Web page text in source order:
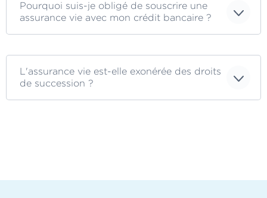
Pourquoi suis-je obligé de souscrire une
assurance vie avec mon crédit bancaire ?
L'assurance vie est-elle exonérée des droits
de succession ?